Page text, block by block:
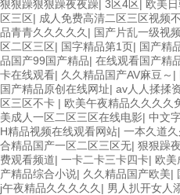
狠狠躁狠狠躁夜夜躁| 3区4区| 欧美
区三区| 成人免费高清二区三区视频
品青青久久久久久 | 国产片乱一级视频
区二区三区| 国字精品第1页| 国产精
品国产99国产精品| 在线观看国产精
卡在线观看| 久久精品国产AV麻豆～ |
国产精品原创在线网址| av人人揉揉
区三区不卡 | 欧美午夜精品久久久久
美成人一区二区三区在线电影| 中文
H精品视频在线观看网站| 一本久道
合精品国产一区二区三区无| 狠狠躁
费观看频道| 一卡二卡三卡四卡| 欧美
产精品综合小说| 久久精品国产欧美|
j午夜精品久久久久久 | 男人扒开女人